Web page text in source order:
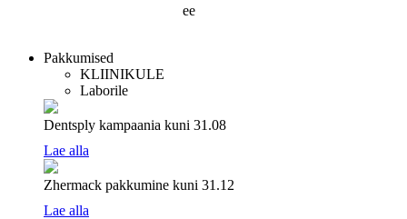
ee
Pakkumised
KLIINIKULE
Laborile
Dentsply kampaania kuni 31.08
Lae alla
Zhermack pakkumine kuni 31.12
Lae alla